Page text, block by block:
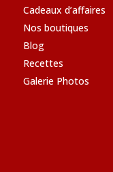
Cadeaux d’affaires
Nos boutiques
Blog
Recettes
Galerie Photos